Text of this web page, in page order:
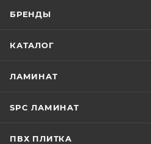
БРЕНДЫ
КАТАЛОГ
ЛАМИНАТ
SPC ЛАМИНАТ
ПВХ ПЛИТКА